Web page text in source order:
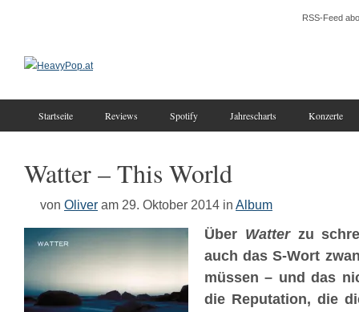
RSS-Feed
Startseite Reviews Spotify Jahrescharts Konzerte
Watter – This World
von Oliver am 29. Oktober 2014 in Album
Über Watterzu
auch das S-Wort
müssen – und das
die Reputation, die